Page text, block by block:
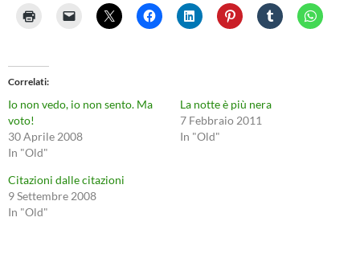
Correlati
Io non vedo, io non sento. Ma
voto!
30 Aprile 2008
In "Old"
La notte è più nera
7 Febbraio 2011
In "Old"
Citazioni dalle citazioni
9 Settembre 2008
In "Old"